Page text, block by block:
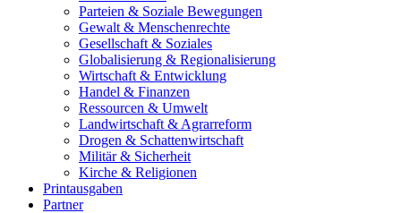
Parteien & Soziale Bewegungen
Gewalt & Menschenrechte
Gesellschaft & Soziales
Globalisierung & Regionalisierung
Wirtschaft & Entwicklung
Handel & Finanzen
Ressourcen & Umwelt
Landwirtschaft & Agrarreform
Drogen & Schattenwirtschaft
Militär & Sicherheit
Kirche & Religionen
Printausgaben
Partner